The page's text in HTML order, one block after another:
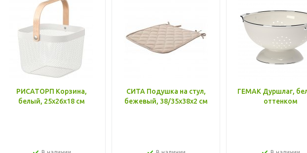
РИСАТОРП Корзина,
белый, 25x26x18 см
СИТА Подушка на стул,
бежевый, 38/35x38x2 см
ГЕМАК Дуршлаг,
оттенком